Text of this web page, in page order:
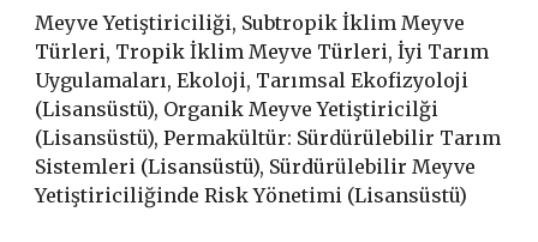
Meyve Yetiştiriciliği, Subtropik İklim Meyve
Türleri, Tropik İklim Meyve Türleri, İyi Tarım
Uygulamaları, Ekoloji, Tarımsal Ekofizyoloji
(Lisansüstü), Organik Meyve Yetiştiricilği
(Lisansüstü), Permakültür: Sürdürülebilir Tarım
Sistemleri (Lisansüstü), Sürdürülebilir Meyve
Yetiştiriciliğinde Risk Yönetimi (Lisansüstü)